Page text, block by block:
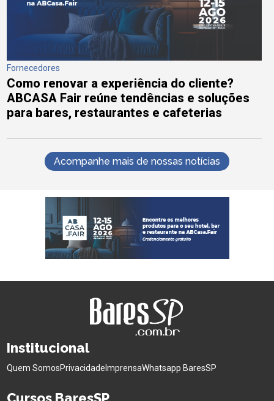
Fornecedores
Como renovar a experiência do cliente?
ABCASA Fair reúne tendências e soluções
para bares, restaurantes e cafeterias
Acompanhe mais de nossas notícias
Institucional
Quem SomosPrivacidade ImprensaWhatsapp BaresSP